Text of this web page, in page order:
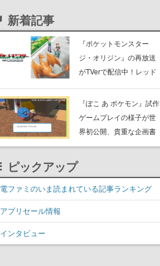
新着記事
『ポケットモンスター
ジ・オリジン』の再放送
がTVerで配信中！レッド
公のオリジナルアニメ
『ぽこ あ ポケモン』試作
ゲームプレイの様子が世
界初公開、貴重な企画書
の一部も見れちゃう。ゲ
ゲームフリーク公式
YouTubeで公開中
ピックアップ
電ファミのいま読まれている記事ランキング
アプリセール情報
インタビュー